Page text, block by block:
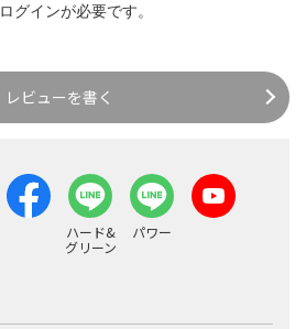
ログインが必要です。
レビューを書く
ハード&
グリーン
パワー